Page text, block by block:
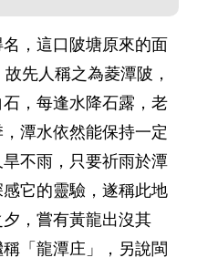
，這口陂塘原來的面
先人稱之為菱潭陂，
，每逢水降石露，老
潭水依然能保持一定
不雨，只要祈雨於潭
它的靈驗，遂稱此地
，嘗有黃龍出沒其
「龍潭庄」，另說閩